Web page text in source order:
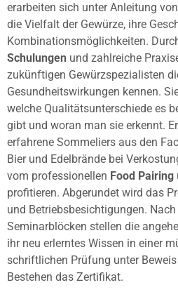
erarbeiten sich unter Anleitung
die Vielfalt der Gewürze, ihre
Kombinationsmöglichkeiten.
Schulungen und zahlreiche
zukünftigen Gewürzspezialisten
Gesundheitswirkungen kennen.
welche Qualitätsunterschiede es
gibt und woran man sie erkennt.
erfahrene Sommeliers aus den
Bier und Edelbrände bei
vom professionellen Food Pairing
profitieren. Abgerundet wird das
und Betriebsbesichtigungen.
Seminarblöcken stellen die
ihr neu erlerntes Wissen in einer
schriftlichen Prüfung unter
Bestehen das Zertifikat.